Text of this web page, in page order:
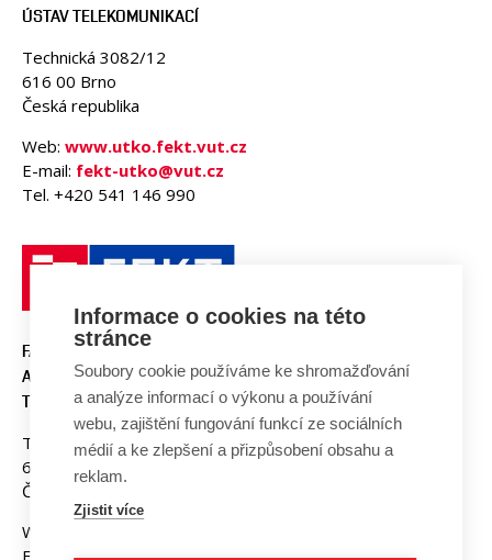
ÚSTAV TELEKOMUNIKACÍ
Technická 3082/12
616 00 Brno
Česká republika
Web: www.utko.fekt.vut.cz
E-mail: fekt-utko@vut.cz
Tel. +420 541 146 990
FAKULTA ELEKTROTECHNIKY
A KOMUNIKAČNÍCH
TECHNOLOGIÍ, VUT V BRNĚ
Technická 3058/10
616 00 Brno
Česká republika
Web:
E-mail:fekt-info@vut.cz
Informace o cookies na této
stránce
Soubory cookie používáme ke shromažďování
a analýze informací o výkonu a používání
webu, zajištění fungování funkcí ze sociálních
médií a ke zlepšení a přizpůsobení obsahu a
reklam.
Zjistit více